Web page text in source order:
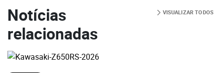
Notícias
relacionadas
VISUALIZAR TODOS